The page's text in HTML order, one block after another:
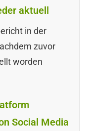
aktuell
in der
zuvor
worden
Social Media